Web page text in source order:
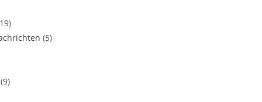
(5)
(9)